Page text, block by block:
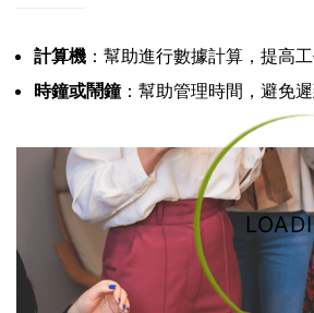
計算機 ：幫助進行數據計算，提高工
時鐘或鬧鐘：幫助管理時間，避免遲